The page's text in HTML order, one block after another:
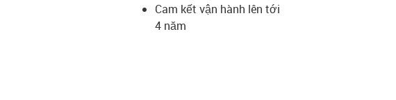
Cam kết vận hành lên tới
4 năm